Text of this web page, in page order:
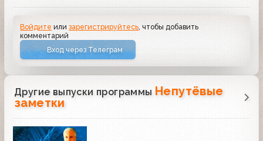
Войдите илизарегистрируйтесь, чтобы добавить
комментарий
Вход через Телеграм
Другие выпуски программы Непутёвые
заметки